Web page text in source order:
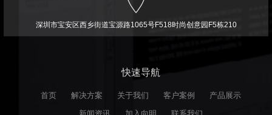
深圳市宝安区西乡街道宝源路1065号F518时尚创意园F5栋210
快速导航
首页 解决方案 关于我们 客户案例
产品展示